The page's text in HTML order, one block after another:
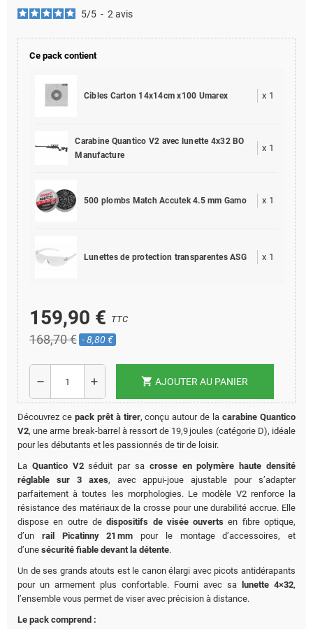
5/5 - 2 avis
Ce pack contient
Cibles Carton 14x14cm x100 Umarex x 1
Carabine Quantico V2 avec lunette 4x32 BO
Manufacture
x 1
500 plombs Match Accutek 4.5 mm Gamo x 1
Lunettes de protection transparentes ASG x 1
159,90 € TTC
168,70 € - 8,80 €
remove add shopping_cart AJOUTER AU PANIER
Découvrez ce pack prêt à tirer, conçu autour de lacarabine Quantico
V2, une arme break‑barrel à ressort de 19,9 joules (catégorie D), idéale
pour les débutants et les passionnés de tir de loisir.
La Quantico V2séduit par sa crosse en polymère haute densité
réglable sur 3 axes, avec appui-joue ajustable pour s’adapter
parfaitement à toutes les morphologies. Le modèle V2 renforce la
résistance des matériaux de la crosse pour une durabilité accrue. Elle
dispose en outre dedispositifs de visée ouverts en fibre optique,
d’un rail Picatinny 21 mm pour le montage d’accessoires, et
d’une sécurité fiable devant la détente.
Un de ses grands atouts est le canon élargi avec picots antidérapants
pour un armement plus confortable. Fourni avec sa
lunette 4×32,
l’ensemble vous permet de viser avec précision à distance.
Le pack comprend :